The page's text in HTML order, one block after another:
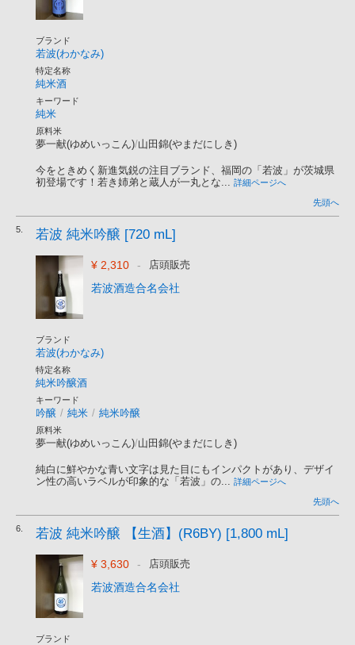
ブランド
若波(わかなみ)
特定名称
純米酒
キーワード
純米
原料米
夢一献(ゆめいっこん)/山田錦(やまだにしき)
今をときめく新進気鋭の注目ブランド、福岡の「若波」が茨城県
初登場です！若き姉弟と蔵人が一丸とな... 詳細ページへ
先頭へ
5. 若波 純米吟醸 [720 mL]
¥ 2,310 - 店頭販売
若波酒造合名会社
ブランド
若波(わかなみ)
特定名称
純米吟醸酒
キーワード
吟醸 / 純米 / 純米吟醸
原料米
夢一献(ゆめいっこん)/山田錦(やまだにしき)
純白に鮮やかな青い文字は見た目にもインパクトがあり、デザイ
ン性の高いラベルが印象的な「若波」の... 詳細ページへ
先頭へ
6. 若波 純米吟醸 【生酒】(R6BY) [1,800 mL]
¥ 3,630 - 店頭販売
若波酒造合名会社
ブランド